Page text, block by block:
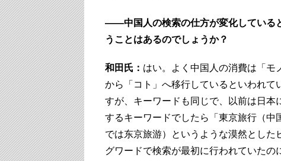
――中国人の検索の仕方が変化している
うことはあるのでしょうか？
和田氏： はい。よく中国人の消費は「モ
から「コト」へ移行しているといわれて
すが、キーワードも同じで、以前は日本
するキーワードでしたら「東京旅行（中
では东京旅游）というような漠然とした
グワードで検索が最初に行われていたの